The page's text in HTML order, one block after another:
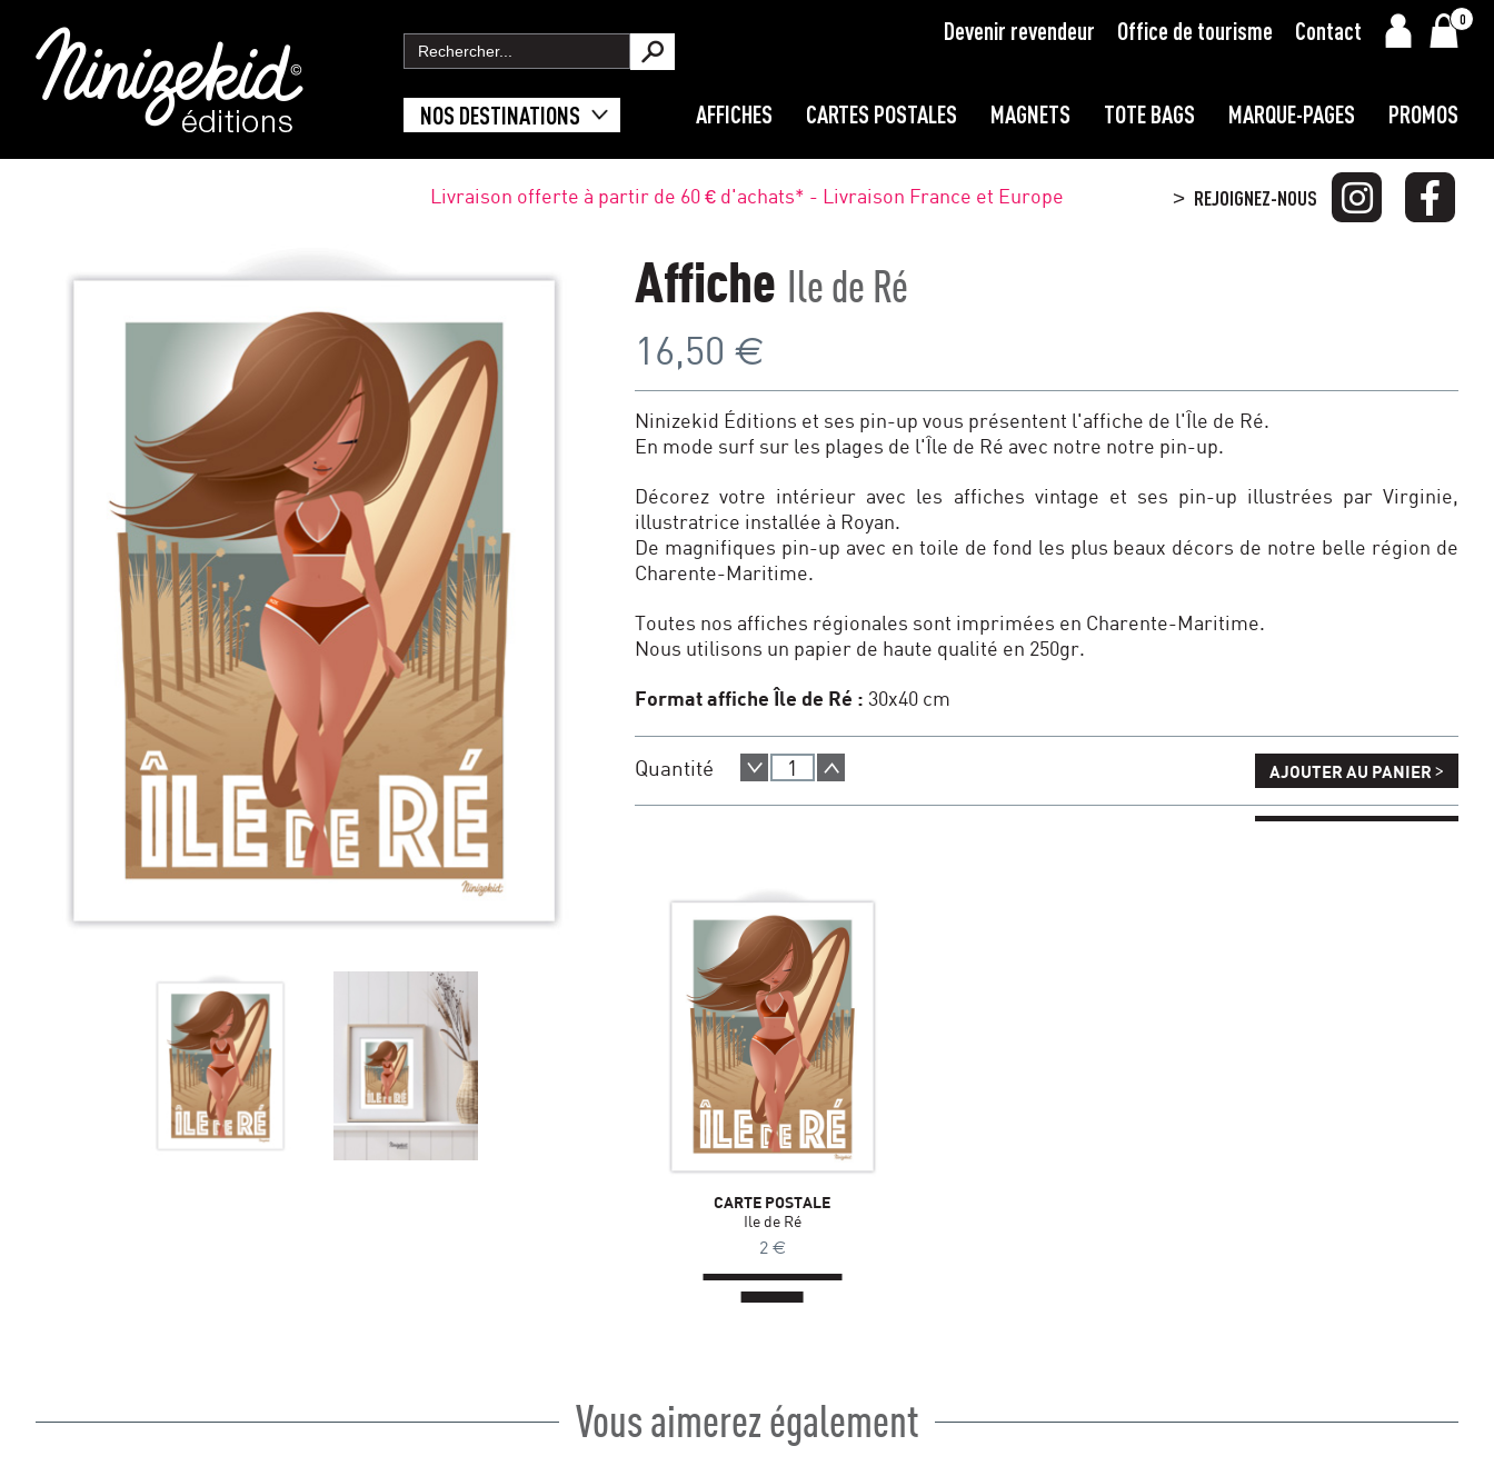
Devenir revendeur Office de tourisme Contact 0
NOS DESTINATIONS AFFICHES CARTES POSTALES MAGNETS TOTE BAGS MARQUE-PAGES PROMOS
> REJOIGNEZ-NOUS
Livraison offerte à partir de 60 € d'achats* - Livraison France et Europe
Affiche Ile de Ré
16,50 €
Ninizekid Éditions et ses pin-up vous présentent l'affiche de l'Île de Ré.
En mode surf sur les plages de l'Île de Ré avec notre notre pin-up.
Décorez votre intérieur avec les affiches vintage et ses pin-up illustrées par Virginie,
illustratrice installée à Royan.
De magnifiques pin-up avec en toile de fond les plus beaux décors de notre belle région de
Charente-Maritime.
Toutes nos affiches régionales sont imprimées en Charente-Maritime.
Nous utilisons un papier de haute qualité en 250gr.
Format affiche Île de Ré : 30x40 cm
Quantité AJOUTER AU PANIER >
CARTE POSTALE
Ile de Ré
2 €
Vous aimerez également